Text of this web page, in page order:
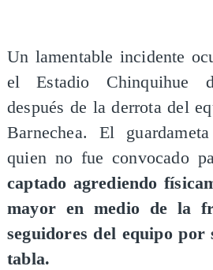
Un lamentable incidente
el Estadio Chinquihue
después de la derrota del
Barnechea. El
quien no fue convocado
captado agrediendo
mayor en medio de la
seguidores del equipo por
tabla.